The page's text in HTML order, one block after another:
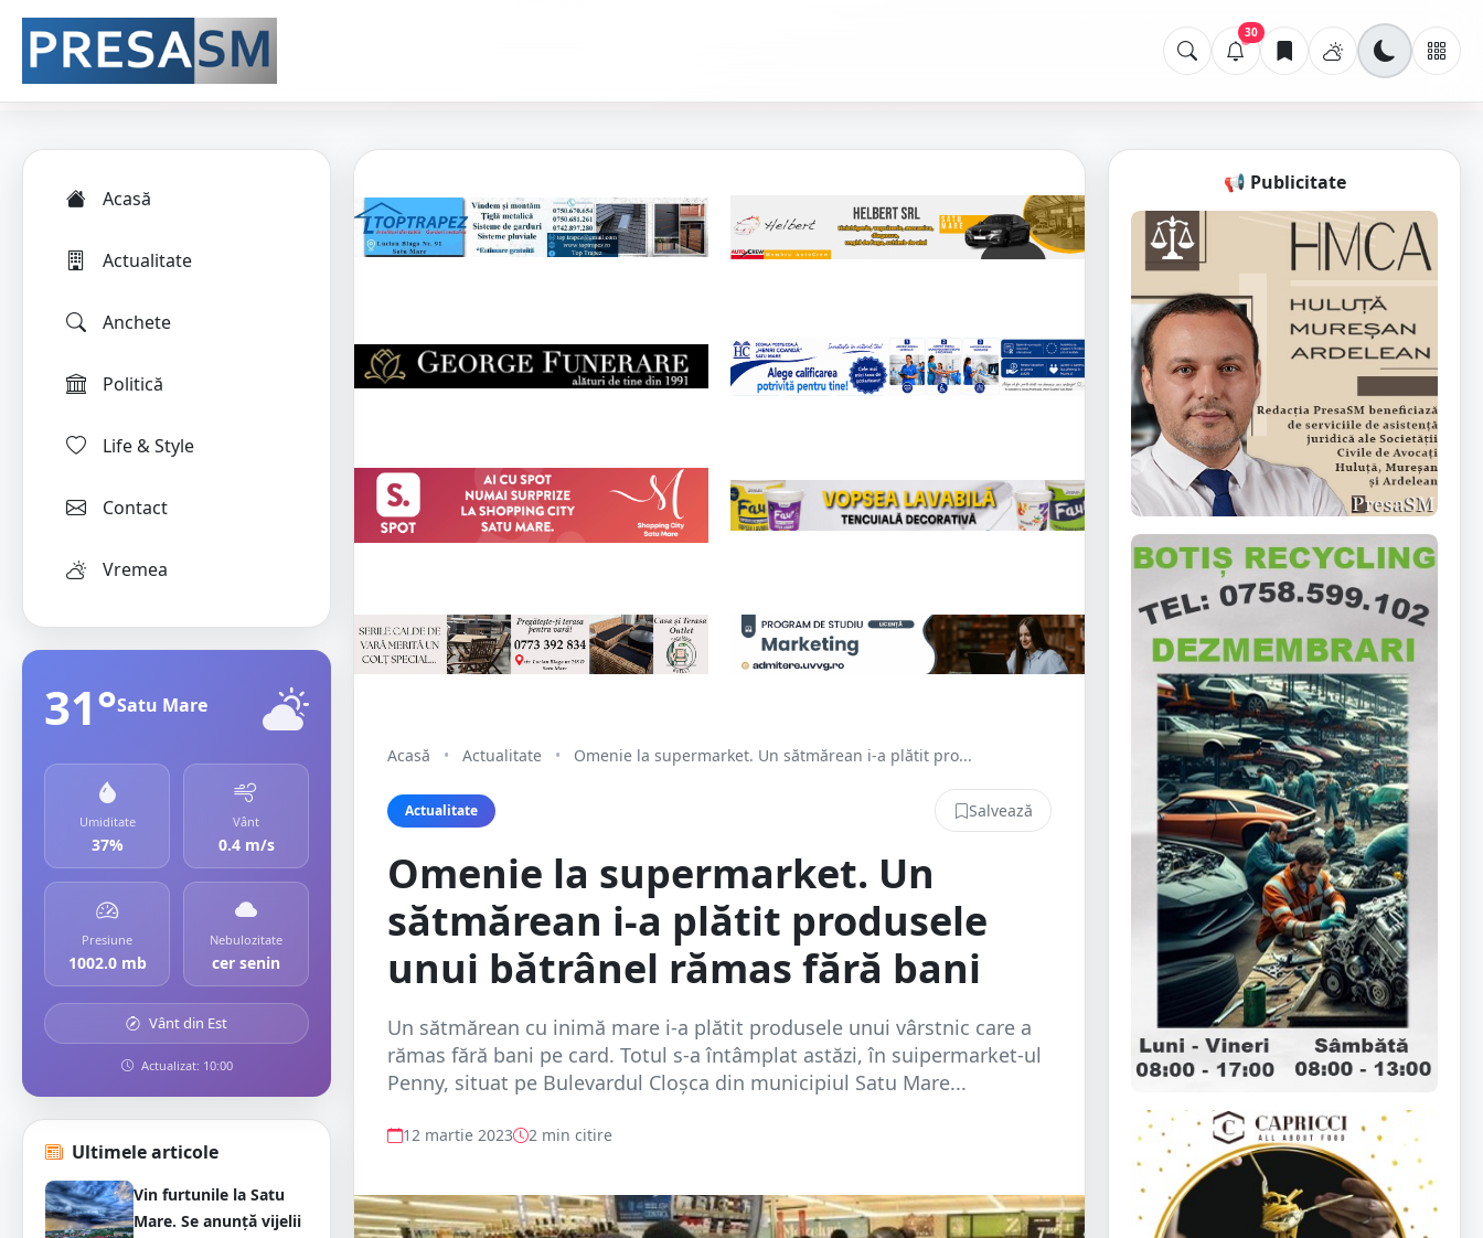
30
Acasă
Actualitate
Anchete
Politică
Life & Style
Contact
Vremea
31°Satu Mare
Umiditate
37%
Vânt
0.4 m/s
Presiune
1002.0 mb
Nebulozitate
cer senin
Vânt din Est
Actualizat: 10:00
Ultimele articole
Vin furtunile la Satu
Mare. Se anunță vijelii
Acasă • Actualitate • Omenie la supermarket. Un sătmărean i-a plătit pro...
Actualitate Salvează
Omenie la supermarket. Un
sătmărean i-a plătit produsele
unui bătrânel rămas fără bani
Un sătmărean cu inimă mare i-a plătit produsele unui vârstnic care a
rămas fără bani pe card. Totul s-a întâmplat astăzi, în suipermarket-ul
Penny, situat pe Bulevardul Cloșca din municipiul Satu Mare...
12 martie 2023 2 min citire
📢 Publicitate